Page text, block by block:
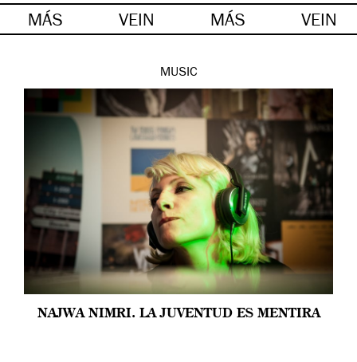
MÁS VEIN MÁS VEIN
MUSIC
NAJWA NIMRI. LA JUVENTUD ES MENTIRA